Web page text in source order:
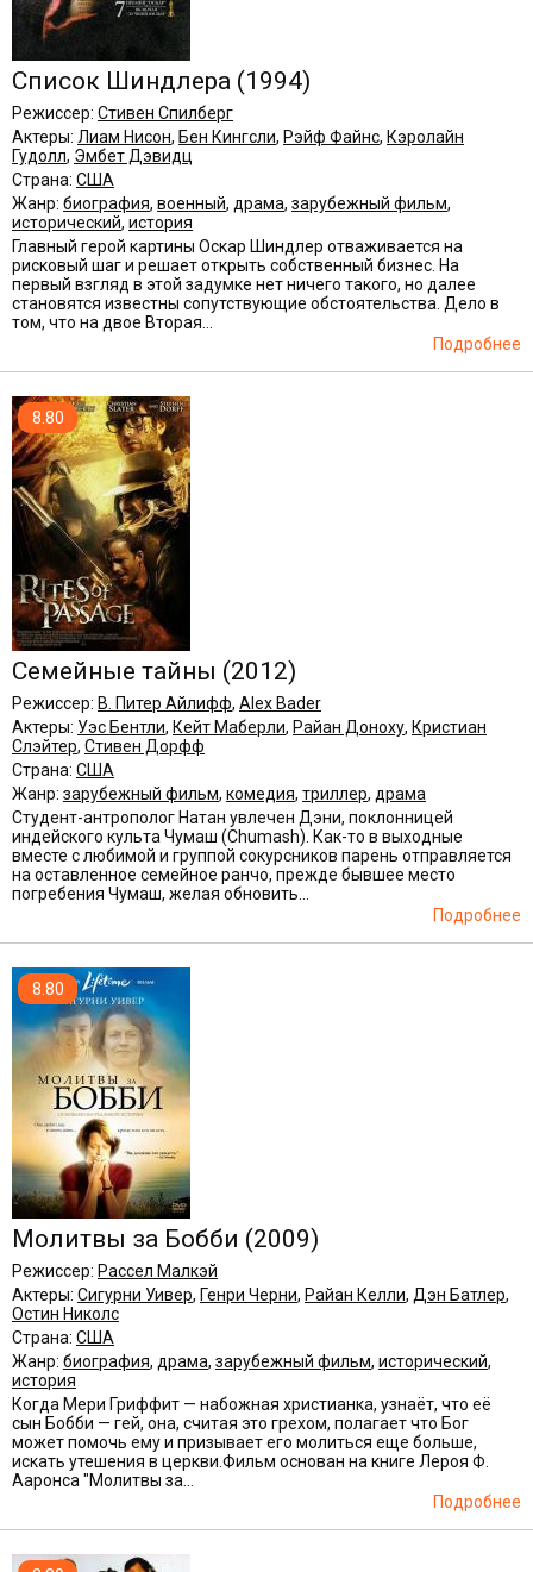
Список Шиндлера (1994)
Режиссер: Стивен Спилберг
Актеры: Лиам Нисон, Бен Кингсли, Рэйф Файнс, Кэролайн
Гудолл, Эмбет Дэвидц
Страна: США
Жанр: биография, военный, драма, зарубежный фильм,
исторический, история
Главный герой картины Оскар Шиндлер отваживается на
рисковый шаг и решает открыть собственный бизнес. На
первый взгляд в этой задумке нет ничего такого, но далее
становятся известны сопутствующие обстоятельства. Дело в
том, что на двое Вторая...
Подробнее
8.80
Семейные тайны (2012)
Режиссер: В. Питер Айлифф, Alex Bader
Актеры: Уэс Бентли, Кейт Маберли, Райан Доноху, Кристиан
Слэйтер, Стивен Дорфф
Страна: США
Жанр: зарубежный фильм, комедия, триллер, драма
Студент-антрополог Натан увлечен Дэни, поклонницей
индейского культа Чумаш (Chumash). Как-то в выходные
вместе с любимой и группой сокурсников парень отправляется
на оставленное семейное ранчо, прежде бывшее место
погребения Чумаш, желая обновить...
Подробнее
8.80
Молитвы за Бобби (2009)
Режиссер: Рассел Малкэй
Актеры: Сигурни Уивер, Генри Черни, Райан Келли, Дэн Батлер,
Остин Николс
Страна: США
Жанр: биография, драма, зарубежный фильм, исторический,
история
Когда Мери Гриффит — набожная христианка, узнаёт, что её
сын Бобби — гей, она, считая это грехом, полагает что Бог
может помочь ему и призывает его молиться еще больше,
искать утешения в церкви.Фильм основан на книге Лероя Ф.
Ааронса "Молитвы за...
Подробнее